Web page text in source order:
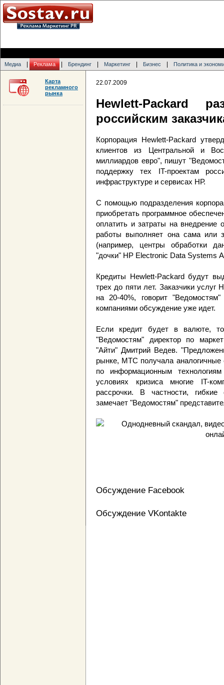
Медиа Реклама Брендинг Маркетинг Бизнес Политика и
22.07.2009
Hewlett-Packard
российским
Корпорация Hewlett-Packard
клиентов из Центральной и
миллиардов евро", пишут
поддержку тех IT-проектам
инфраструктуре и сервисах НР.
С помощью подразделения
приобретать программное
оплатить и затраты на
работы выполняет она сама или
(например, центры обработки
"дочки" HP Electronic Data Systems
Кредиты Hewlett-Packard будут
трех до пяти лет. Заказчики услуг
на 20-40%, говорит
компаниями обсуждение уже идет.
Если кредит будет в валюте,
"Ведомостям" директор по
"Айти" Дмитрий Ведев.
рынке, МТС получала аналогичные
по информационным
условиях кризиса многие IT-
рассрочки. В частности,
замечает "Ведомостям"
Обсуждение Facebook
Обсуждение VKontakte
Карта
рекламного
рынка